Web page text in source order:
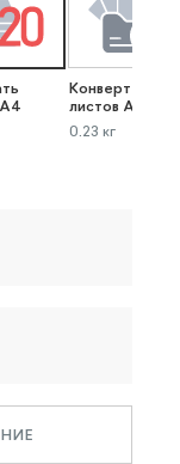
А4
Конверт до 40
листов А4
0.23 кг